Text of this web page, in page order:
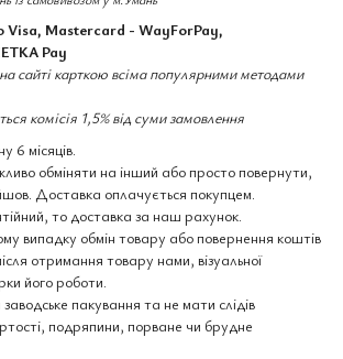
Visa, Mastercard - WayForPay,
Pay
сайті карткою всіма популярними методами
комісія 1,5% від суми замовлення
6 місяців.
обміняти на інший або просто повернути,
Доставка оплачується покупцем.
то доставка за наш рахунок.
випадку обмін товару або повернення коштів
отримання товару нами, візуальної
його роботи.
пакування та не мати слідів
подряпини, порване чи брудне